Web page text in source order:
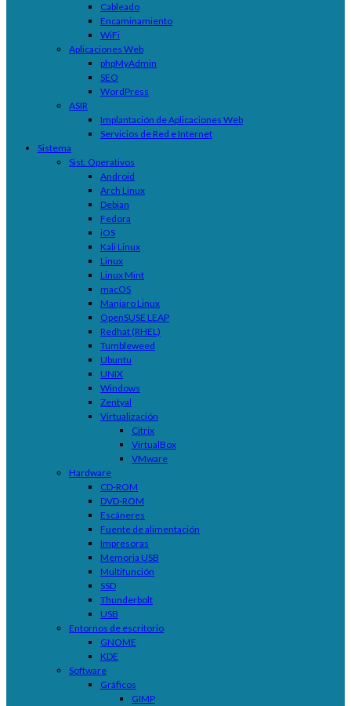
Cableado
Encaminamiento
WiFi
Aplicaciones Web
phpMyAdmin
SEO
WordPress
ASIR
Implantación de Aplicaciones Web
Servicios de Red e Internet
Sistema
Sist. Operativos
Android
Arch Linux
Debian
Fedora
iOS
Kali Linux
Linux
Linux Mint
macOS
Manjaro Linux
OpenSUSE LEAP
Redhat (RHEL)
Tumbleweed
Ubuntu
UNIX
Windows
Zentyal
Virtualización
Citrix
VirtualBox
VMware
Hardware
CD-ROM
DVD-ROM
Escáneres
Fuente de alimentación
Impresoras
Memoria USB
Multifunción
SSD
Thunderbolt
USB
Entornos de escritorio
GNOME
KDE
Software
Gráficos
GIMP